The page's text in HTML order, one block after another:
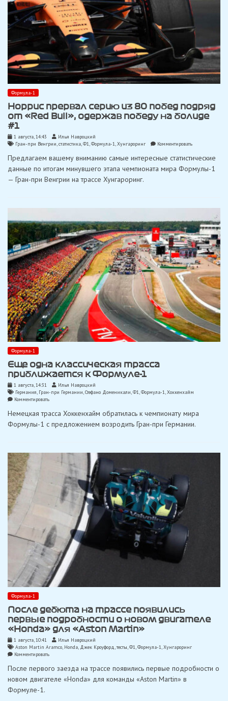
Формула-1
Норрис прервал серию из 80 побед подряд
от «Red Bull», одержав победу на болиде
#1
1 августа, 14:43
Илья Навроцкий
Гран-при Венгрии статистика Ф1 Формула-1 Хунгароринг Комментироватьon
прервал
из
«Red
одержав
победу
на
болиде
#1
Предлагаем вашему вниманию самые интересные статистические
данные по итогам минувшего этапа чемпионата мира Формулы-1
— Гран-при Венгрии на трассе Хунгароринг.
Формула-1
Еще одна классическая трасса
приближается к Формуле-1
1 августа, 14:31
Илья Навроцкий
Германия, Гран-при Германии,Стефано Доменикали,Ф1,Формула-1,Хоккенхайм
Комментироватьon
одна
трасса
Немецкая трасса Хоккенхайм обратилась к чемпионату мира
Формулы-1 с предложением возродить Гран-при Германии.
Формула-1
После дебюта на трассе появились
первые подробности о новом двигателе
«Honda» для «Aston Martin»
1 августа, 10:41
Илья Навроцкий
Aston Martin Aramco, Honda, Джек Кроуфорд,тесты,Ф1,Формула-1,Хунгароринг
Комментироватьon
дебюта
трассе
После первого заезда на трассе появились первые подробности о
новом двигателе «Honda» для команды «Aston Martin» в
Формуле-1.